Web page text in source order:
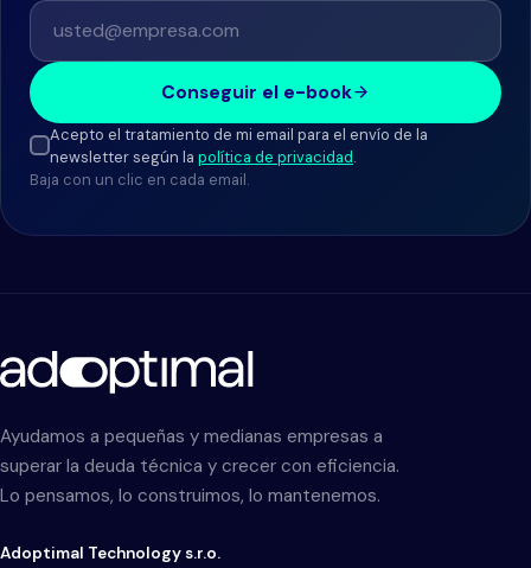
Conseguir el e-book
Acepto el tratamiento de mi email para el envío de la
newsletter según la política de privacidad.
Baja con un clic en cada email.
Ayudamos a pequeñas y medianas empresas a
superar la deuda técnica y crecer con eficiencia.
Lo pensamos, lo construimos, lo mantenemos.
Adoptimal Technology s.r.o.